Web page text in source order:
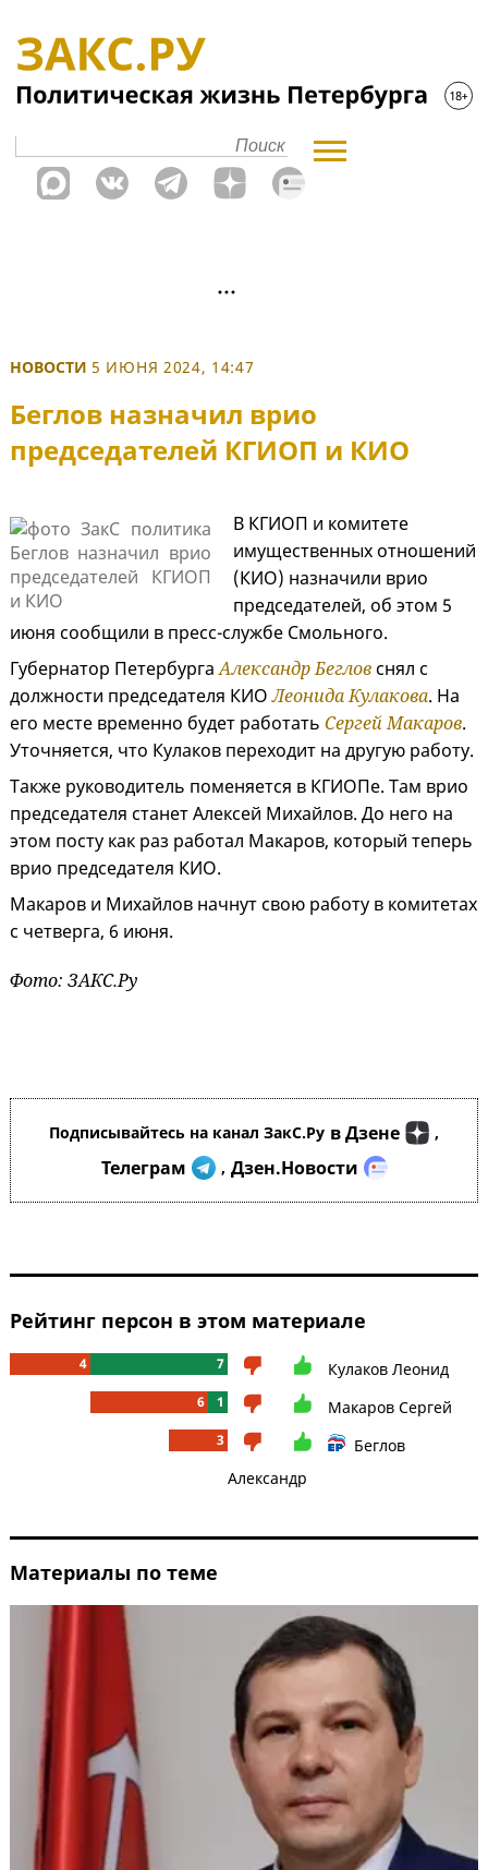
НОВОСТИ 5 ИЮНЯ 2024, 14:47
Беглов назначил врио
председателей КГИОП и КИО
В КГИОП и комитете
имущественных отношений
(КИО) назначили врио
председателей, об этом 5
июня сообщили в пресс-службе Смольного.
Губернатор ПетербургаАлександр Бегловснял с
должности председателя КИОЛеонида Кулакова. На
его месте временно будет работать Сергей Макаров.
Уточняется, что Кулаков переходит на другую работу.
Также руководитель поменяется в КГИОПе. Там врио
председателя станет Алексей Михайлов. До него на
этом посту как раз работал Макаров, который теперь
врио председателя КИО.
Макаров и Михайлов начнут свою работу в комитетах
с четверга, 6 июня.
Фото: ЗАКС.Ру
Подписывайтесь на канал ЗакС.Ру в Дзене ,
Телеграм , Дзен.Новости
Рейтинг персон в этом материале
4 7 Кулаков Леонид
6 1 Макаров Сергей
3
Беглов
Александр
Материалы по теме